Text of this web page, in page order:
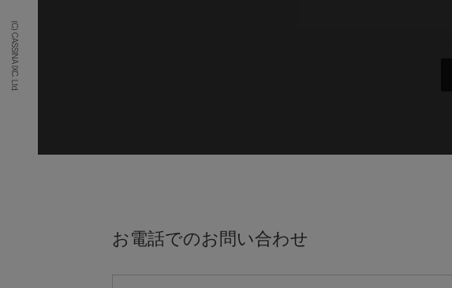
(C) CASSINA IXC. Ltd.
お電話でのお問い合わせ